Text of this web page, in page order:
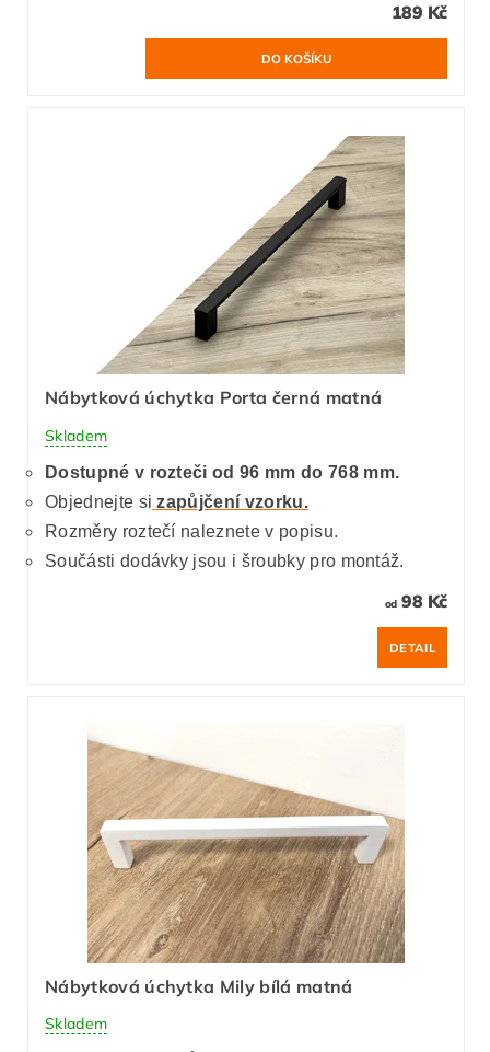
189 Kč
Nábytková úchytka Porta černá matná
Skladem
Dostupné v rozteči od 96 mm do 768 mm.
Objednejte si zapůjčení vzorku.
Rozměry roztečí naleznete v popisu.
Součásti dodávky jsou i šroubky pro montáž.
od98 Kč
DETAIL
Nábytková úchytka Mily bílá matná
Skladem